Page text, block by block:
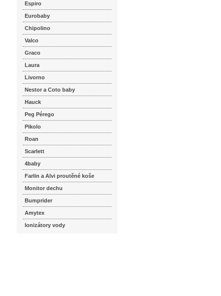
Espiro
Eurobaby
Chipolino
Valco
Graco
Laura
Livorno
Nestor a Coto baby
Hauck
Peg Pérego
Pikolo
Roan
Scarlett
4baby
Farlin a Alvi proutěné koše
Monitor dechu
Bumprider
Amytex
Ionizátory vody